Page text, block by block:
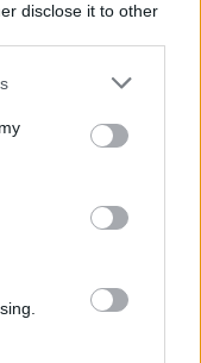
disclose it to other